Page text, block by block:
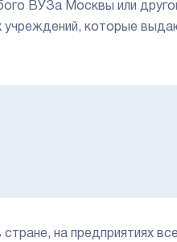
ВУЗа Москвы или
учреждений, которые
на предприятиях